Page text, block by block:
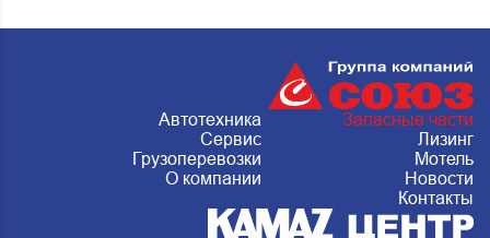
Автотехника
Запасные части
Сервис
Лизинг
Грузоперевозки
Мотель
О компании
Новости
Контакты